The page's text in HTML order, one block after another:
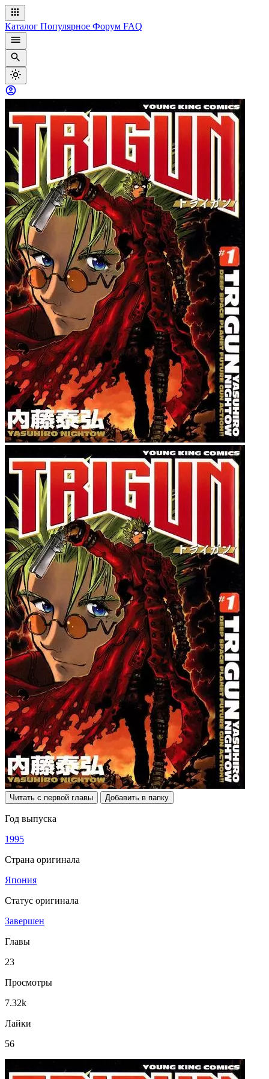
Каталог Популярное Форум FAQ
Читать с первой главы Добавить в папку
Год выпуска
1995
Страна оригинала
Япония
Статус оригинала
Завершен
Главы
23
Просмотры
7.32k
Лайки
56